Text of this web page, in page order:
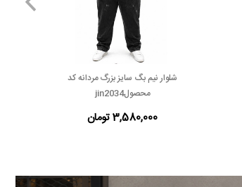
شلوار نیم بگ سایز بزرگ مردانه کد
محصولjin2034
3,580,000 تومان